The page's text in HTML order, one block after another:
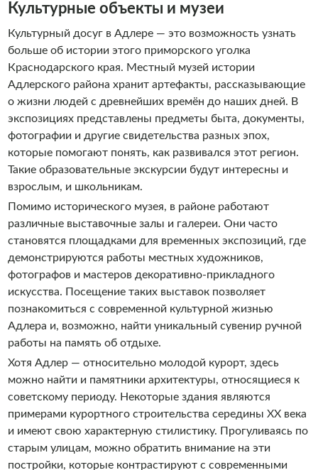
Культурные объекты и музеи
Культурный досуг в Адлере — это возможность узнать
больше об истории этого приморского уголка
Краснодарского края. Местный музей истории
Адлерского района хранит артефакты, рассказывающие
о жизни людей с древнейших времён до наших дней. В
экспозициях представлены предметы быта, документы,
фотографии и другие свидетельства разных эпох,
которые помогают понять, как развивался этот регион.
Такие образовательные экскурсии будут интересны и
взрослым, и школьникам.
Помимо исторического музея, в районе работают
различные выставочные залы и галереи. Они часто
становятся площадками для временных экспозиций, где
демонстрируются работы местных художников,
фотографов и мастеров декоративно-прикладного
искусства. Посещение таких выставок позволяет
познакомиться с современной культурной жизнью
Адлера и, возможно, найти уникальный сувенир ручной
работы на память об отдыхе.
Хотя Адлер — относительно молодой курорт, здесь
можно найти и памятники архитектуры, относящиеся к
советскому периоду. Некоторые здания являются
примерами курортного строительства середины XX века
и имеют свою характерную стилистику. Прогуливаясь по
старым улицам, можно обратить внимание на эти
постройки, которые контрастируют с современными